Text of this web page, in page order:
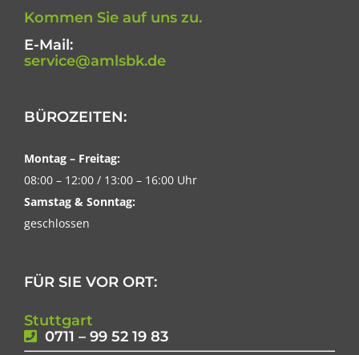
Kommen Sie auf uns zu.
E-Mail:
service@amlsbk.de
BÜROZEITEN:
Montag – Freitag:
08:00 – 12:00 / 13:00 – 16:00 Uhr
Samstag & Sonntag:
geschlossen
FÜR SIE VOR ORT:
Stuttgart
0711 – 99 52 19 83